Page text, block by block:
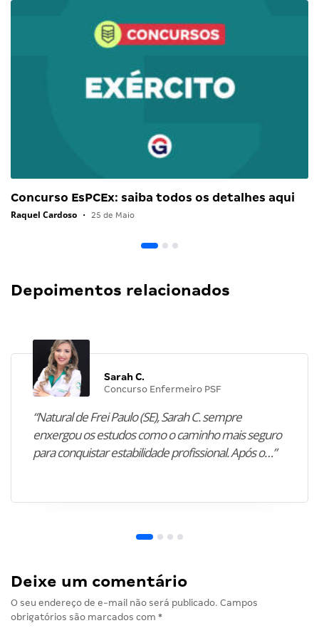
Concurso EsPCEx: saiba todos os detalhes aqui
Raquel Cardoso • 25 de Maio
Depoimentos relacionados
Sarah C.
Concurso Enfermeiro PSF
“Natural de Frei Paulo (SE), Sarah C. sempre
enxergou os estudos como o caminho mais seguro
para conquistar estabilidade profissional. Após o…”
Deixe um comentário
O seu endereço de e-mail não será publicado. Campos
obrigatórios são marcados com *